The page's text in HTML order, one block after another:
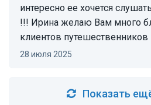
интересно ее хочется
!!! Ирина желаю Вам много
клиентов
28 июля 2025
Показать